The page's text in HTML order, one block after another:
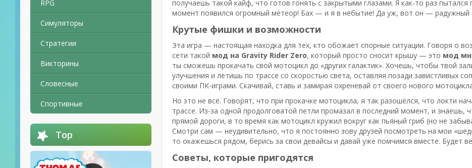
RPG
Симуляторы
Стратегии
Викторины
Словесные
Спортивные
Top
получаешь такой кайф, что готов гонять с закрытыми глазами. Я как-то раз
момент появился огромный метеор! Бах — и я в небытие! Да уж, вот он — радужный
Крутые фишки и возможности
Эта игра — настоящая находка для тех, кто обожает спорные ситуации. Говоря о
сети такой мод на Gravity Rider Zero, который просто сносит крышу — это мод
ты сможешь прокачать свой мотоцикл до «других галактик». Хочешь, чтобы твой
улучшения и летишь по трассе со скоростью света, оставляя позади завистливых
своими ПК-играми. Скачивай, ставь и замирая охреневай от своего нового
Но это не всё. Говорят, что при прокачке мотоцикла, я так разошёлся, что локти
трассе. Из-за одной продолговатой петли промазал в последний момент, и знаешь,
прямой дороги, в то время как мотоцикл кружил вокруг как пьяный гриб (но не
Смотри сам — неудивительно, что я постоянно зову друзей посмотреть на мои
то окажешься рядом, берись за свои девайсы и давай уже помчимся вместе. Будет
Советы, которые пригодятся